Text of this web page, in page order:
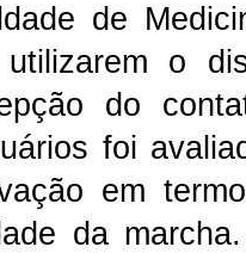
de
o
do
foi
em
da